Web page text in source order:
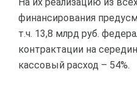
финансирования
т.ч. 13,8 млрд руб.
контрактации на
кассовый расход – 54%.